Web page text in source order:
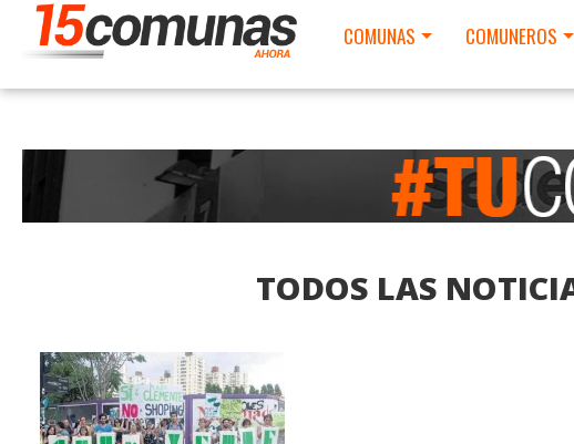
COMUNAS COMUNEROS
TODOS LAS
LEER MAS